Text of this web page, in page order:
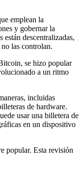
emplean la
y gobernar la
descentralizadas,
las controlan.
se hizo popular
a un ritmo
incluidas
de hardware.
usar una billetera de
en un dispositivo
popular. Esta revisión